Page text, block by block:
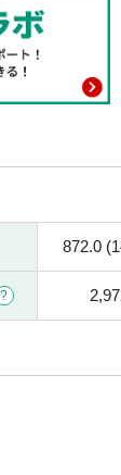
872.0